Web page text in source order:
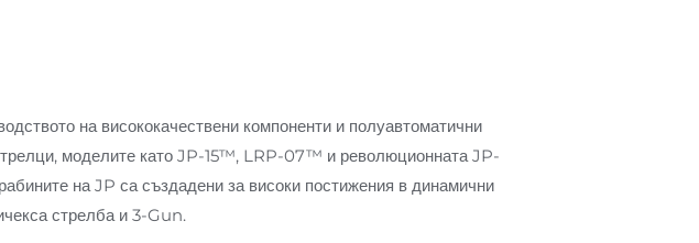
на висококачествени компоненти и полуавтоматични
моделите като JP-15™, LRP-07™ и революционната JP-
на JP са създадени за високи постижения в динамични
стрелба и 3-Gun.